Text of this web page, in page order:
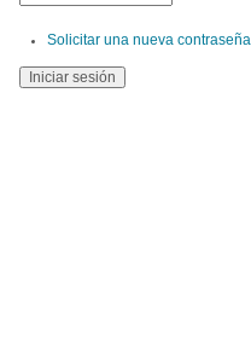
Solicitar una nueva contraseña